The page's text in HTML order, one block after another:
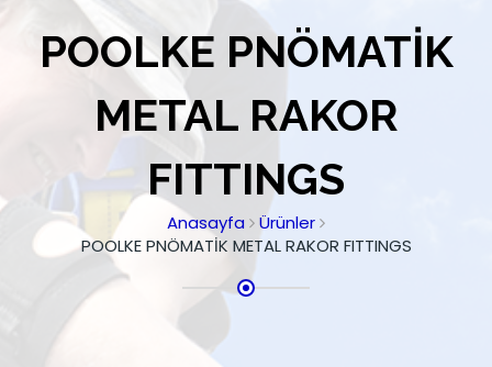
POOLKE PNÖMATİK
METAL RAKOR
FITTINGS
Anasayfa
Ürünler
POOLKE PNÖMATİK METAL RAKOR FITTINGS